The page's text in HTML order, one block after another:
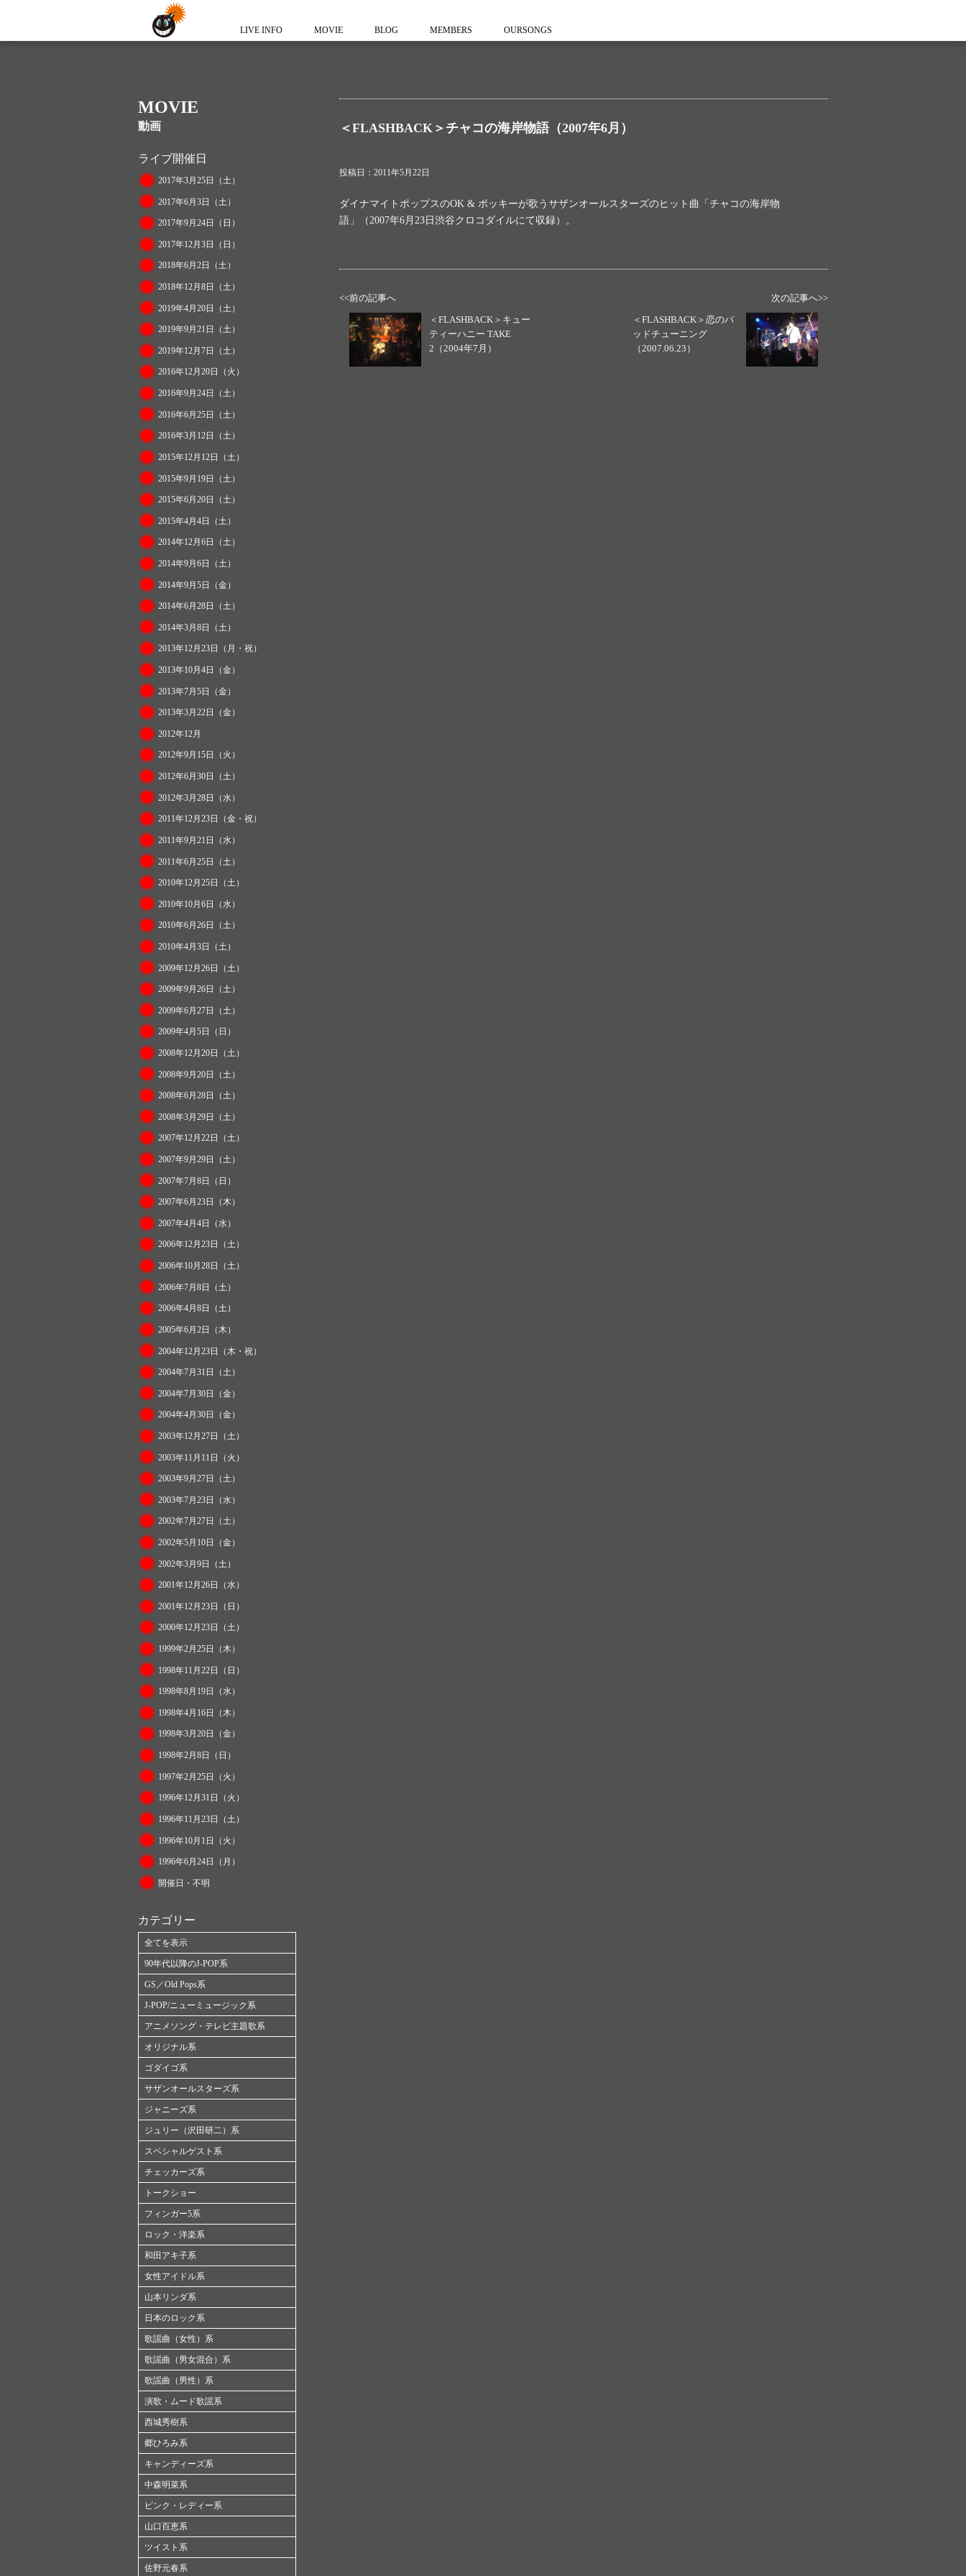
LIVE INFO MOVIE BLOG MEMBERS OURSONGS
MOVIE
動画
ライブ開催日
2017年3月25日（土）
2017年6月3日（土）
2017年9月24日（日）
2017年12月3日（日）
2018年6月2日（土）
2018年12月8日（土）
2019年4月20日（土）
2019年9月21日（土）
2019年12月7日（土）
2016年12月20日（火）
2016年9月24日（土）
2016年6月25日（土）
2016年3月12日（土）
2015年12月12日（土）
2015年9月19日（土）
2015年6月20日（土）
2015年4月4日（土）
2014年12月6日（土）
2014年9月6日（土）
2014年9月5日（金）
2014年6月28日（土）
2014年3月8日（土）
2013年12月23日（月・祝）
2013年10月4日（金）
2013年7月5日（金）
2013年3月22日（金）
2012年12月
2012年9月15日（火）
2012年6月30日（土）
2012年3月28日（水）
2011年12月23日（金・祝）
2011年9月21日（水）
2011年6月25日（土）
2010年12月25日（土）
2010年10月6日（水）
2010年6月26日（土）
2010年4月3日（土）
2009年12月26日（土）
2009年9月26日（土）
2009年6月27日（土）
2009年4月5日（日）
2008年12月20日（土）
2008年9月20日（土）
2008年6月28日（土）
2008年3月29日（土）
2007年12月22日（土）
2007年9月29日（土）
2007年7月8日（日）
2007年6月23日（木）
2007年4月4日（水）
2006年12月23日（土）
2006年10月28日（土）
2006年7月8日（土）
2006年4月8日（土）
2005年6月2日（木）
2004年12月23日（木・祝）
2004年7月31日（土）
2004年7月30日（金）
2004年4月30日（金）
2003年12月27日（土）
2003年11月11日（火）
2003年9月27日（土）
2003年7月23日（水）
2002年7月27日（土）
2002年5月10日（金）
2002年3月9日（土）
2001年12月26日（水）
2001年12月23日（日）
2000年12月23日（土）
1999年2月25日（木）
1998年11月22日（日）
1998年8月19日（水）
1998年4月16日（木）
1998年3月20日（金）
1998年2月8日（日）
1997年2月25日（火）
1996年12月31日（火）
1996年11月23日（土）
1996年10月1日（火）
1996年6月24日（月）
開催日・不明
カテゴリー
全てを表示
90年代以降のJ-POP系
GS／Old Pops系
J-POP/ニューミュージック系
アニメソング・テレビ主題歌系
オリジナル系
ゴダイゴ系
サザンオールスターズ系
ジャニーズ系
ジュリー（沢田研二）系
スペシャルゲスト系
チェッカーズ系
トークショー
フィンガー5系
ロック・洋楽系
和田アキ子系
女性アイドル系
山本リンダ系
日本のロック系
歌謡曲（女性）系
歌謡曲（男女混合）系
歌謡曲（男性）系
演歌・ムード歌謡系
西城秀樹系
郷ひろみ系
キャンディーズ系
中森明菜系
ピンク・レディー系
山口百恵系
ツイスト系
佐野元春系
＜FLASHBACK＞チャコの海岸物語（2007年6月）
投稿日：2011年5月22日
ダイナマイトポップスのOK & ポッキーが歌うサザンオールスターズのヒット曲「チャコの海岸物
語」（2007年6月23日渋谷クロコダイルにて収録）。
<<前の記事へ
＜FLASHBACK＞キュー
ティーハニー TAKE
2（2004年7月）
次の記事へ>>
＜FLASHBACK＞恋のバ
ッドチューニング
（2007.06.23）